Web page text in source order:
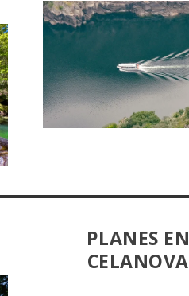
PLANES EN
CELANOVA